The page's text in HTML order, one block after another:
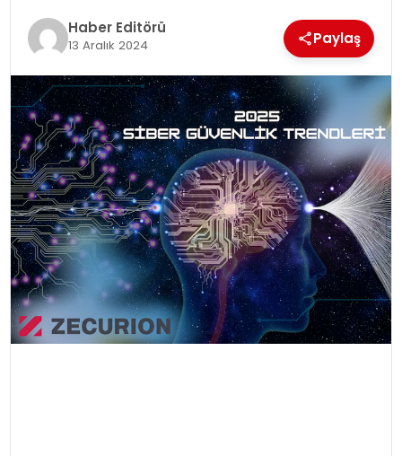
Haber Editörü
13 Aralık 2024 Paylaş